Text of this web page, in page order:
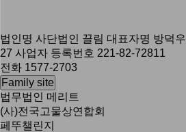
법인명 사단법인 끌림 대표자명 방덕우
27 사업자 등록번호 221-82-72811
전화 1577-2703
Family site
법무법인 메리트
(사)전국고물상연합회
페뚜챌린지